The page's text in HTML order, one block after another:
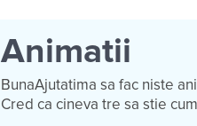
Animatii
BunaAjutatima sa fac niste
Cred ca cineva tre sa stie